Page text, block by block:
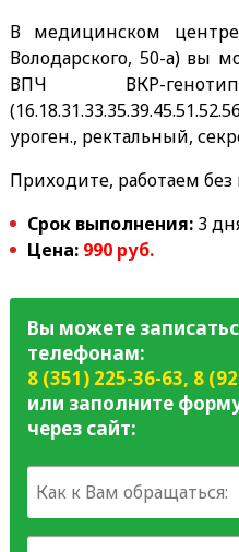
В медицинском
Володарского, 50-а) вы
ВПЧ ВКР-
уроген., ректальный,
Приходите, работаем
Срок выполнения:3
Цена: 990 руб.
Вы можете
телефонам:
8 (351) 225-36-63, 8
или заполните
через сайт: